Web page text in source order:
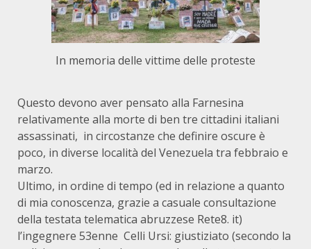
In memoria delle vittime delle proteste
Questo devono aver pensato alla Farnesina
relativamente alla morte di ben tre cittadini italiani
assassinati, in circostanze che definire oscure è
poco, in diverse località del Venezuela tra febbraio e
marzo.
Ultimo, in ordine di tempo (ed in relazione a quanto
di mia conoscenza, grazie a casuale consultazione
della testata telematica abruzzese Rete8. it)
l’ingegnere 53enne Celli Ursi: giustiziato (secondo la